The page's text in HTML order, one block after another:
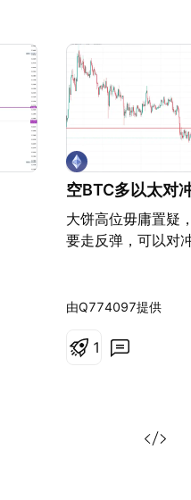
空BTC多以太对
大饼高位毋庸置疑
要走反弹，可以对
由Q774097提供
1